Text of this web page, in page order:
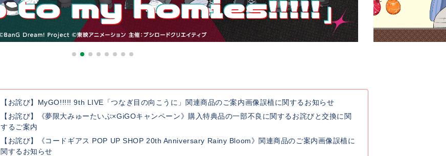
【お詫び】MyGO!!!!! 9th LIVE「つなぎ目の向こうに」関連商品のご案内画像誤植に関するお知らせ
【お詫び】《夢限大みゅーたいぷ×GiGOキャンペーン》購入特典品の一部不良に関するお詫びと交換に関
するご案内
【お詫び】《コードギアス POP UP SHOP 20th Anniversary Rainy Bloom》関連商品のご案内画像誤植に
関するお知らせ